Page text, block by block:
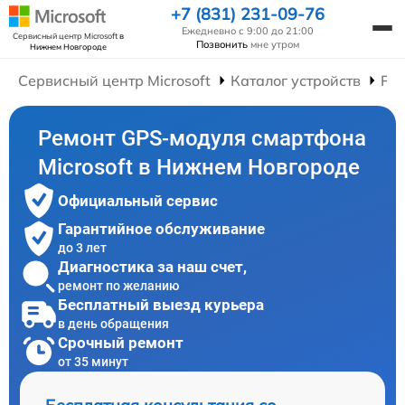
Сервисный центр Microsoftв
Нижнем Новгороде
+7 (831) 231-09-76
Ежедневно с 9:00 до 21:00
Позвонить мне утром
Сервисный центр Microsoft Каталог устройств
Ремонт GPS-модуля смартфона
Microsoft в Нижнем Новгороде
Официальный сервис
Гарантийное обслуживание
до 3 лет
Диагностика за наш счет,
ремонт по желанию
Бесплатный выезд курьера
в день обращения
Срочный ремонт
от 35 минут